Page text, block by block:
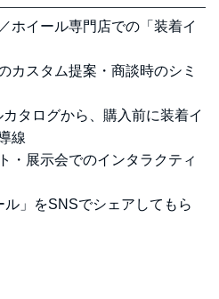
ホイール専門店での「装着イ
カスタム提案・商談時のシミ
タログから、購入前に装着イ
線
・展示会でのインタラクティ
ル」をSNSでシェアしてもら